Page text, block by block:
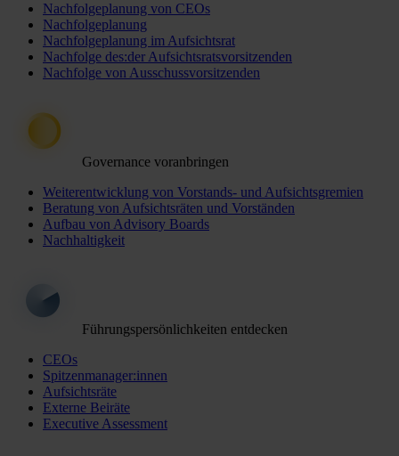
Nachfolgeplanung von CEOs
Nachfolgeplanung
Nachfolgeplanung im Aufsichtsrat
Nachfolge des:der Aufsichtsratsvorsitzenden
Nachfolge von Ausschussvorsitzenden
Governance voranbringen
Weiterentwicklung von Vorstands- und Aufsichtsgremien
Beratung von Aufsichtsräten und Vorständen
Aufbau von Advisory Boards
Nachhaltigkeit
Führungspersönlichkeiten entdecken
CEOs
Spitzenmanager:innen
Aufsichtsräte
Externe Beiräte
Executive Assessment